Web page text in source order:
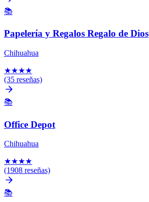
📚
Papelería y Regalos Regalo de Dios
Chihuahua
★★★★
(35 reseñas)
📚
Office Depot
Chihuahua
★★★★
(1908 reseñas)
📚